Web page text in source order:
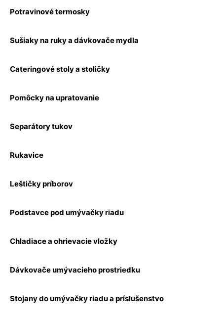
Potravinové termosky
Sušiaky na ruky a dávkovače mydla
Cateringové stoly a stoličky
Pomôcky na upratovanie
Separátory tukov
Rukavice
Leštičky príborov
Podstavce pod umývačky riadu
Chladiace a ohrievacie vložky
Dávkovače umývacieho prostriedku
Stojany do umývačky riadu a príslušenstvo